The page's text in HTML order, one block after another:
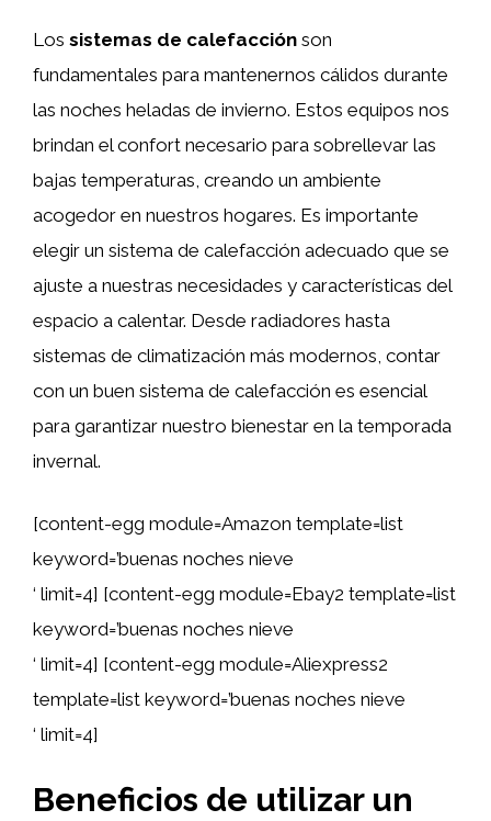
Los sistemas de calefacción son
fundamentales para mantenernos cálidos durante
las noches heladas de invierno. Estos equipos nos
brindan el confort necesario para sobrellevar las
bajas temperaturas, creando un ambiente
acogedor en nuestros hogares. Es importante
elegir un sistema de calefacción adecuado que se
ajuste a nuestras necesidades y características del
espacio a calentar. Desde radiadores hasta
sistemas de climatización más modernos, contar
con un buen sistema de calefacción es esencial
para garantizar nuestro bienestar en la temporada
invernal.
[content-egg module=Amazon template=list
keyword=’buenas noches nieve
‘ limit=4] [content-egg module=Ebay2 template=list
keyword=’buenas noches nieve
‘ limit=4] [content-egg module=Aliexpress2
template=list keyword=’buenas noches nieve
‘ limit=4]
Beneficios de utilizar un